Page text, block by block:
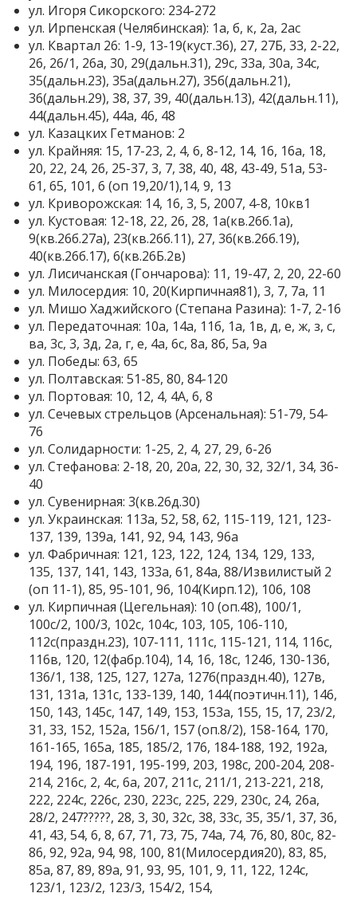
ул. Игоря Сикорского: 234-272
ул. Ирпенская (Челябинская): 1а, б, к, 2а, 2ас
ул. Квартал 26: 1-9, 13-19(куст.36), 27, 27Б, 33, 2-22,
26, 26/1, 26а, 30, 29(дальн.31), 29с, 33а, 30а, 34с,
35(дальн.23), 35а(дальн.27), 35б(дальн.21),
36(дальн.29), 38, 37, 39, 40(дальн.13), 42(дальн.11),
44(дальн.45), 44а, 46, 48
ул. Казацких Гетманов: 2
ул. Крайняя: 15, 17-23, 2, 4, 6, 8-12, 14, 16, 16а, 18,
20, 22, 24, 26, 25-37, 3, 7, 38, 40, 48, 43-49, 51а, 53-
61, 65, 101, 6 (оп 19,20/1),14, 9, 13
ул. Криворожская: 14, 16, 3, 5, 2007, 4-8, 10кв1
ул. Кустовая: 12-18, 22, 26, 28, 1а(кв.26б.1а),
9(кв.26б.27а), 23(кв.26б.11), 27, 36(кв.26б.19),
40(кв.26б.17), 6(кв.26Б.2в)
ул. Лисичанская (Гончарова): 11, 19-47, 2, 20, 22-60
ул. Милосердия: 10, 20(Кирпичная81), 3, 7, 7а, 11
ул. Мишо Хаджийского (Степана Разина): 1-7, 2-16
ул. Передаточная: 10а, 14а, 11б, 1а, 1в, д, е, ж, з, с,
ва, 3с, 3, 3д, 2а, г, е, 4а, 6с, 8а, 8б, 5а, 9а
ул. Победы: 63, 65
ул. Полтавская: 51-85, 80, 84-120
ул. Портовая: 10, 12, 4, 4А, 6, 8
ул. Сечевых стрельцов (Арсенальная): 51-79, 54-
76
ул. Солидарности: 1-25, 2, 4, 27, 29, 6-26
ул. Стефанова: 2-18, 20, 20а, 22, 30, 32, 32/1, 34, 36-
40
ул. Сувенирная: 3(кв.26д.30)
ул. Украинская: 113а, 52, 58, 62, 115-119, 121, 123-
137, 139, 139а, 141, 92, 94, 143, 96а
ул. Фабричная: 121, 123, 122, 124, 134, 129, 133,
135, 137, 141, 143, 133а, 61, 84а, 88/Извилистый 2
(оп 11-1), 85, 95-101, 96, 104(Кирп.12), 106, 108
ул. Кирпичная (Цегельная): 10 (оп.48), 100/1,
100с/2, 100/3, 102с, 104с, 103, 105, 106-110,
112с(праздн.23), 107-111, 111с, 115-121, 114, 116с,
116в, 120, 12(фабр.104), 14, 16, 18с, 124б, 130-136,
136/1, 138, 125, 127, 127а, 127б(праздн.40), 127в,
131, 131а, 131с, 133-139, 140, 144(поэтичн.11), 146,
150, 143, 145с, 147, 149, 153, 153а, 155, 15, 17, 23/2,
31, 33, 152, 152а, 156/1, 157 (оп.8/2), 158-164, 170,
161-165, 165а, 185, 185/2, 176, 184-188, 192, 192а,
194, 196, 187-191, 195-199, 203, 198с, 200-204, 208-
214, 216с, 2, 4с, 6а, 207, 211с, 211/1, 213-221, 218,
222, 224с, 226с, 230, 223с, 225, 229, 230с, 24, 26а,
28/2, 247?????, 28, 3, 30, 32с, 38, 33с, 35, 35/1, 37, 36,
41, 43, 54, 6, 8, 67, 71, 73, 75, 74а, 74, 76, 80, 80с, 82-
86, 92, 92а, 94, 98, 100, 81(Милосердия20), 83, 85,
85а, 87, 89, 89а, 91, 93, 95, 101, 9, 11, 122, 124с,
123/1, 123/2, 123/3, 154/2, 154,